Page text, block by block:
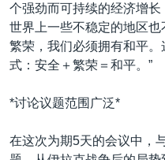
个强劲而可持续的经济增长
世界上一些不稳定的地区
繁荣，我们必须拥有和平
式：安全＋繁荣＝和平。”
*讨论议题范围广泛*
在这次为期5天的会议中，